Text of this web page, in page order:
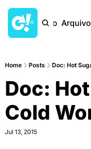
Início Arquivo
Home Posts Doc: Hot
Doc:
Cold
Jul 13, 2015